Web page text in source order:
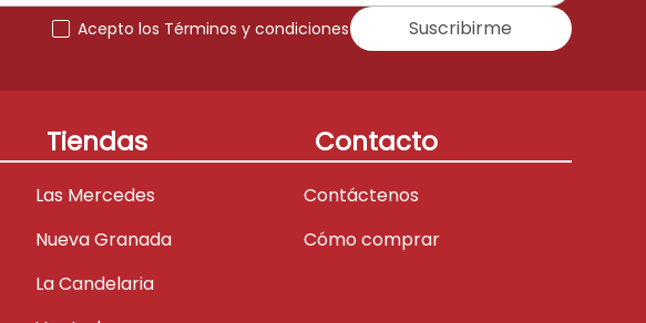
Acepto los Términos y condiciones Suscribirme
Tiendas
Las Mercedes
Nueva Granada
La Candelaria
Contacto
Contáctenos
Cómo comprar